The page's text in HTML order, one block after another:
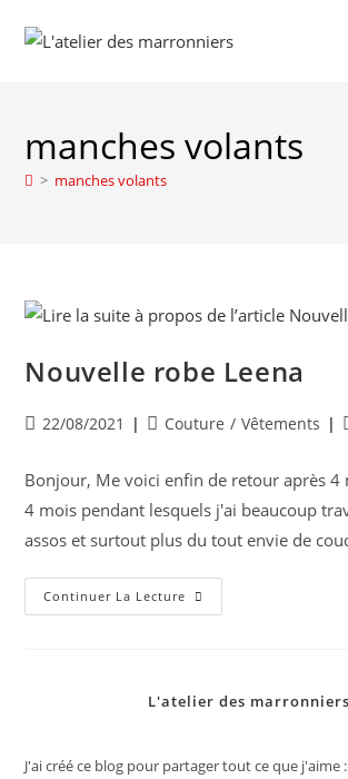
manches volants
> manches volants
Nouvelle robe Leena
Publication
22/08/2021
PostCouture / Vêtements
Bonjour, Me voici enfin de retour après 4
4 mois pendant lesquels j'ai beaucoup
assos et surtout plus du tout envie de
Continuer La Lecture Nouvelle
Robe
L'atelier des marronniers
J'ai créé ce blog pour partager tout ce que